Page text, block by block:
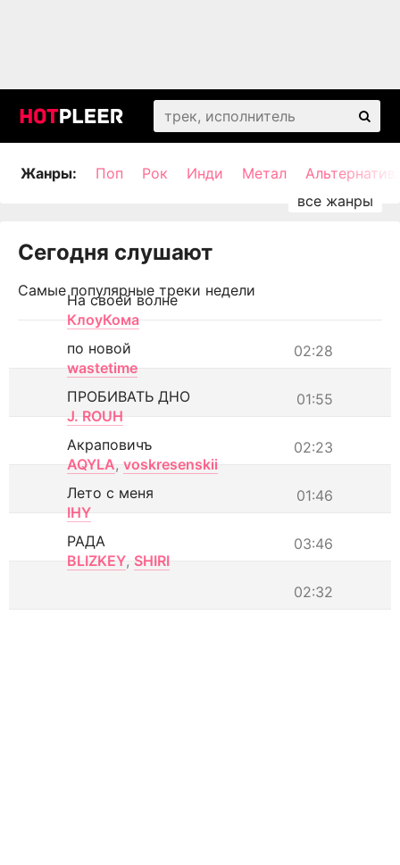
Жанры: Поп Рок Инди Метал
Сегодня слушают
Самые популярные треки недели
На своей волне
КлоуКома
02:28
по новой
wastetime
01:55
ПРОБИВАТЬ ДНО
J. ROUH
02:23
Акраповичъ
AQYLA, voskresenskii
01:46
Лето с меня
IHY
03:46
РАДА
BLIZKEY, SHIRI
02:32